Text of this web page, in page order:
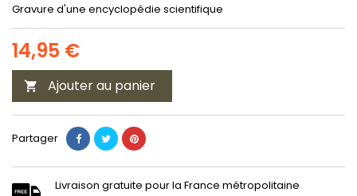
Gravure d'une encyclopédie scientifique
14,95 €
 Ajouter au panier
Partager
Livraison gratuite pour la France métropolitaine